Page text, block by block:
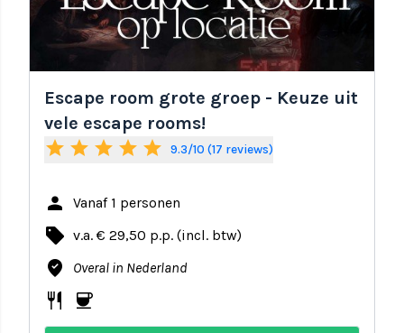
Escape room grote groep - Keuze uit
vele escape rooms!
star star star star star 9.3/10 (17 reviews)
person Vanaf 1 personen
local_offer v.a. € 29,50 p.p. (incl. btw)
where_to_vote Overal in Nederland
restaurant coffee